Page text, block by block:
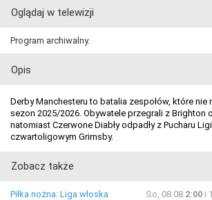
Oglądaj w telewizji
Program archiwalny.
Opis
Derby Manchesteru to batalia zespołów, które nie
sezon 2025/2026. Obywatele przegrali z Brighton
natomiast Czerwone Diabły odpadły z Pucharu
czwartoligowym Grimsby.
Zobacz także
Piłka nożna: Liga włoska So, 08.08 2:00 i